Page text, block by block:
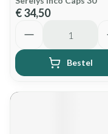
€ 34,50
Bestel